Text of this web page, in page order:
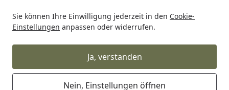
Sie können Ihre Einwilligung jederzeit in den Cookie-
Einstellungen anpassen oder widerrufen.
Ja, verstanden
Nein, Einstellungen öffnen
Startseite
Grill Weber Lid Smokey Joe (65463)
Weber Lid Smokey Joe (65463)